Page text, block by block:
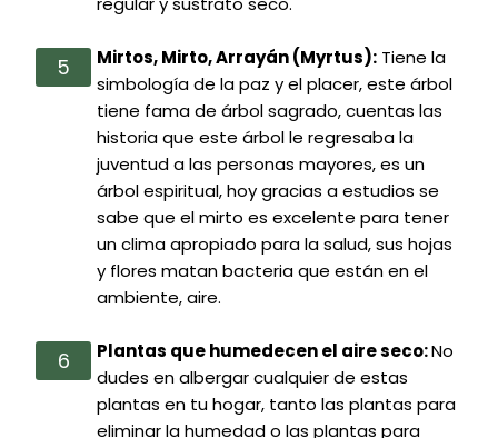
Mirtos, Mirto, Arrayán (Myrtus): Tiene la
simbología de la paz y el placer, este árbol
tiene fama de árbol sagrado, cuentas las
historia que este árbol le regresaba la
juventud a las personas mayores, es un
árbol espiritual, hoy gracias a estudios se
sabe que el mirto es excelente para tener
un clima apropiado para la salud, sus hojas
y flores matan bacteria que están en el
ambiente, aire.
Plantas que humedecen el aire seco:No
dudes en albergar cualquier de estas
plantas en tu hogar, tanto las plantas para
eliminar la humedad o las plantas para